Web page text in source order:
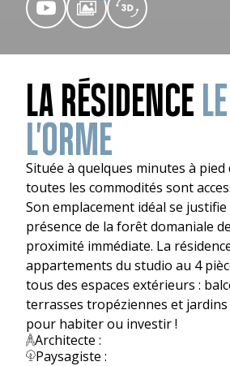
LA RÉSIDENCE
L'ORME
Située à quelques minutes à
toutes les commodités sont
Son emplacement idéal se
présence de la forêt domaniale
proximité immédiate. La
appartements du studio au 4
tous des espaces extérieurs :
terrasses tropéziennes et
pour habiter ou investir !
Architecte :
Paysagiste :